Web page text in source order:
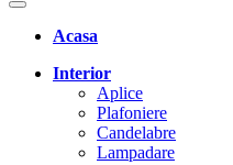
Acasa
Interior
Aplice
Plafoniere
Candelabre
Lampadare